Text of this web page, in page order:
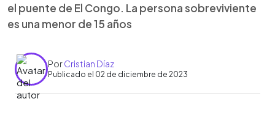
el puente de El Congo. La persona sobreviviente
es una menor de 15 años
PorCristian Díaz
Publicado el 02 de diciembre de 2023